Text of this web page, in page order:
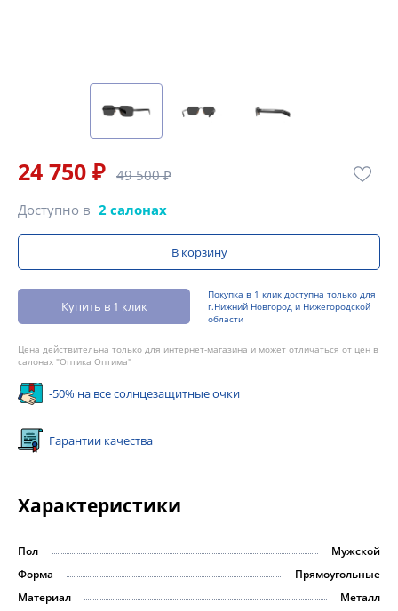
24 750 ₽ 49 500 ₽
Доступно в 2 салонах
В корзину
Купить в 1 клик
Покупка в 1 клик доступна только для
г.Нижний Новгород и Нижегородской
области
Цена действительна только для интернет-магазина и может отличаться от цен в
салонах "Оптика Оптима"
-50% на все солнцезащитные очки
Гарантии качества
Характеристики
Пол
Мужской
Форма
Прямоугольные
Материал
Металл